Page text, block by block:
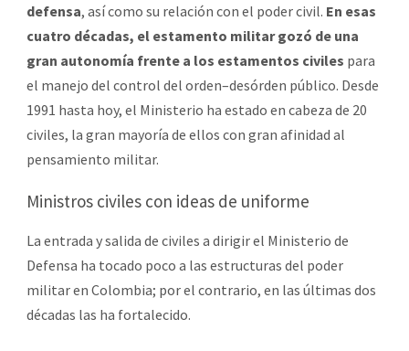
defensa, así como su relación con el poder civil. En esas
cuatro décadas, el estamento militar gozó de una
gran autonomía frente a los estamentos civiles para
el manejo del control del orden–desórden público. Desde
1991 hasta hoy, el Ministerio ha estado en cabeza de 20
civiles, la gran mayoría de ellos con gran afinidad al
pensamiento militar.
Ministros civiles con ideas de uniforme
La entrada y salida de civiles a dirigir el Ministerio de
Defensa ha tocado poco a las estructuras del poder
militar en Colombia; por el contrario, en las últimas dos
décadas las ha fortalecido.